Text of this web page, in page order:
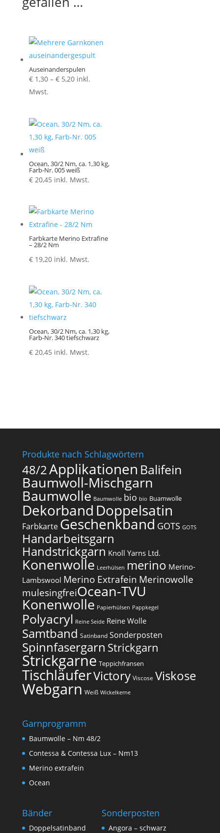
Auseinanderspulen
€1,30 – €5,20Preisspanne:
inkl.
Mwst.
Ocean, 30/2 Nm, ca. 1,30 kg,
Farb-Nr. 005 weiß
€20,45 inkl. Mwst.
Farbkarte Merino Extrafine
– 28/2 Nm
€19,20 inkl. Mwst.
Ocean, 30/2 Nm, ca. 1,30 kg,
Farb-Nr. 340 tiefschwarz
€20,45 inkl. Mwst.
Produkte nach Schlagwörtern
48/2Applikationen Balifein
Baumwoll-Mischgarn
Baumwolle Baumwolle bio bio Buamwolle
Dekorband Doppelsatin
Farbkarte Geschenkband GOTS GOTS
Handarbeitsgarn
Handstrickgarn Knoll Yarns Ltd.
Konenwolle Leerhülsen merino Merino-
Lambswool Merino Extrafein Merinowolle
mulesingfrei​Ocean-TVU
Konenwolle Papierhülsen Pappkegel
Polyacryl Reine Seide Reine Wolle
Samtband Satinband Sonderposten
Spinnfasergarn Strickgarn
Strickgarne Teppichfransen
TischläuferVictory Viscose Viskose
Webgarn Weiß Wickelkerne
Garnprogramm
Baumwolle – Nm 48/2
Contessa & Contessa Lux – Nm13
Merino extrafein
Ocean
Bänder
Doppelsatinband
Sonderposten
Angora – schwarz